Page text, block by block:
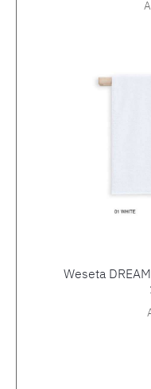
Weseta